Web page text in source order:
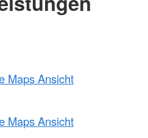
Maps Ansicht
Maps Ansicht